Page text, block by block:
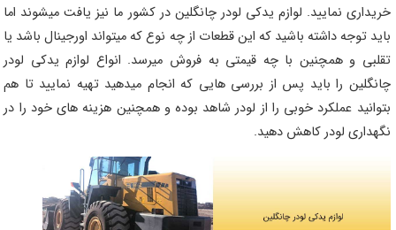
خریداری نمایید. لوازم یدکی لودر چانگلین در کشور ما نیز یافت میشوند اما
باید توجه داشته باشید که این قطعات از چه نوع که میتواند اورجینال باشد یا
تقلبی و همچنین با چه قیمتی به فروش میرسد. انواع لوازم یدکی لودر
چانگلین را باید پس از بررسی هایی که انجام میدهید تهیه نمایید تا هم
بتوانید عملکرد خوبی را از لودر شاهد بوده و همچنین هزینه های خود را در
نگهداری لودر کاهش دهید.